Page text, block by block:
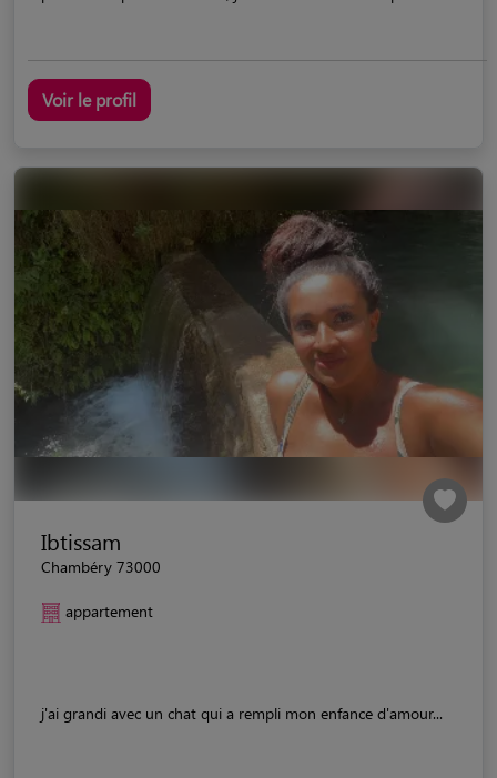
Voir le profil
Ibtissam
Chambéry 73000
appartement
j'ai grandi avec un chat qui a rempli mon enfance d'amour...